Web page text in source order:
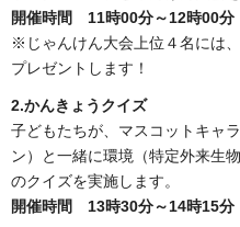
開催時間 11時00分～12時00分
※じゃんけん大会上位４名には
プレゼントします！
2.かんきょうクイズ
子どもたちが、マスコットキャ
ン）と一緒に環境（特定外来生
のクイズを実施します。
開催時間 13時30分～14時15分